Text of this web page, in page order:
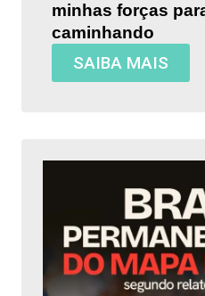
minhas forças
caminhando
SAIBA MAIS